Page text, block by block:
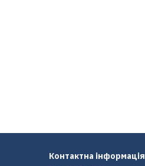
Контактна інформація